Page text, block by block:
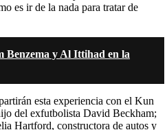
es ir de la nada para tratar de
Benzema y Al Ittihad en la
esta experiencia con el Kun
del exfutbolista David Beckham;
Hartford, constructora de autos y